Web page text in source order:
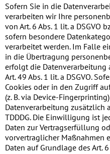
Sofern Sie in die
verarbeiten wir Ihre
von Art. 6 Abs. 1 lit. a DSGVO
sofern besondere
verarbeitet werden. Im Falle
in die Übertragung
erfolgt die Datenverarbeitung
Art. 49 Abs. 1 lit. a DSGVO.
Cookies oder in den Zugriff
(z. B. via Device-
Datenverarbeitung zusätzlich
TDDDG. Die Einwilligung ist
Daten zur Vertragserfüllung
vorvertraglicher Maßnahmen
Daten auf Grundlage des Art. 6